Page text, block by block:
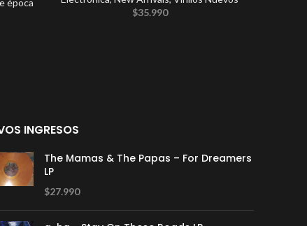
$35.990
INGRESOS
The Mamas & The Papas – For Dreamers
LP
$27.990